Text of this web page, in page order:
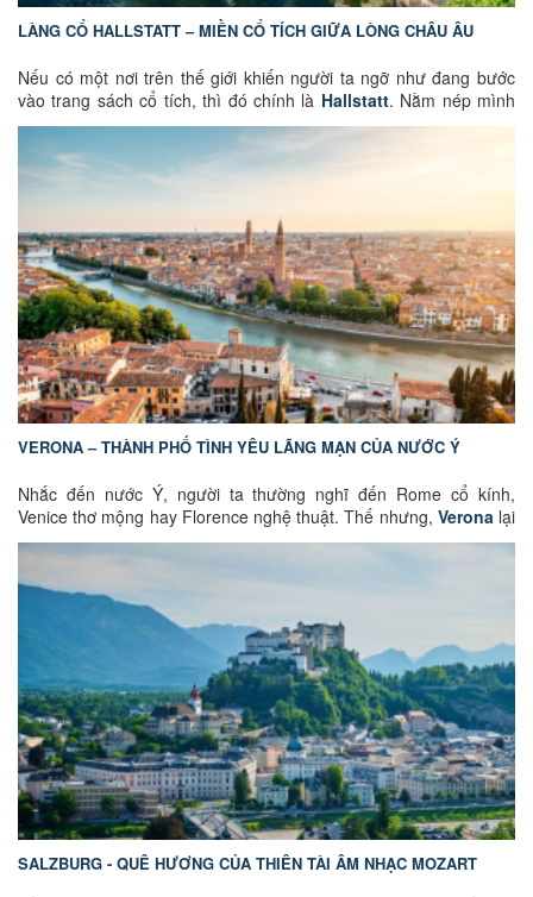
LÀNG CỔ HALLSTATT – MIỀN CỔ TÍCH GIỮA LÒNG CHÂU ÂU
Nếu có một nơi trên thế giới khiến người ta ngỡ như đang bước
vào trang sách cổ tích, thì đó chính là Hallstatt. Nằm nép mình
bên hồ Hallstätter See xanh ngọc bích, dưới chân dãy núi
Dachstein hùng vĩ của nước Áo, ngôi làng nhỏ bé này từ lâu đã
trở thành biểu tượng của vẻ đẹp châu Âu. Với những ngôi nhà gỗ
nhiều màu sắc soi bóng xuống mặt hồ phẳng lặng, những con
đường lát đá cổ kính và khung cảnh thiên nhiên đẹp như tranh vẽ,
Hallstatt được mệnh danh là "ngôi làng đẹp nhất thế giới".
Không chỉ sở hữu cảnh quan ngoạn mục,Hallstattcòn là một
trong những khu vực có lịch sử lâu đời nhất châu Âu, gắn liền với
nền văn minh khai thác muối hàng nghìn năm tuổi. Chính giá trị
văn hóa và lịch sử đặc biệt ấy đã giúp Hallstatt cùng vùng
Dachstein – Salzkammergut được UNESCO công nhận là Di sản
Văn hóa Thế giới.
VERONA – THÀNH PHỐ TÌNH YÊU LÃNG MẠN CỦA NƯỚC Ý
Nhắc đến nước Ý, người ta thường nghĩ đến Rome cổ kính,
Venice thơ mộng hay Florence nghệ thuật. Thế nhưng, Veronalại
mang một sức hút rất riêng – nhẹ nhàng, lãng mạn và đầy cảm
Gắn liền với câu chuyện tình Romeo và Juliet, Verona được biết
đến như thành phố của tình yêu, nơi những con phố lát đá, quảng
trường cổ kính, dòng sông Adige và các công trình La Mã tạo nên
vẻ đẹp vừa cổ điển vừa nên thơ. Đây chắc chắn là điểm dừng
chân không nên bỏ lỡ trong hành trình khám phá nước Ý.
SALZBURG - QUÊ HƯƠNG CỦA THIÊN TÀI ÂM NHẠC MOZART